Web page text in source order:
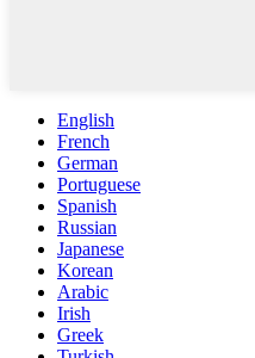
English
French
German
Portuguese
Spanish
Russian
Japanese
Korean
Arabic
Irish
Greek